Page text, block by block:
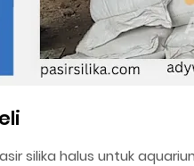
silika halus untuk